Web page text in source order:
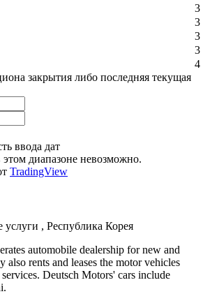
3
3
3
3
4
закрытия либо последняя текущая
ввода дат
диапазоне невозможно.
TradingView
, Республика Корея
automobile dealership for new and
also rents and leases the motor vehicles
Deutsch Motors' cars include